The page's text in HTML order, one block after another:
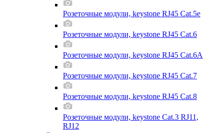
Розеточные модули, keystone RJ45 Cat.5e
Розеточные модули, keystone RJ45 Cat.6
Розеточные модули, keystone RJ45 Cat.6A
Розеточные модули, keystone RJ45 Cat.7
Розеточные модули, keystone RJ45 Cat.8
Розеточные модули, keystone Cat.3 RJ11,
RJ12